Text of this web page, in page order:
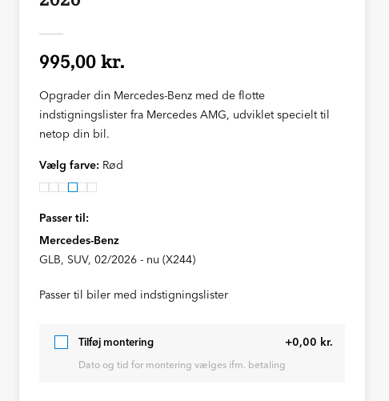
995,00 kr.
Opgrader din Mercedes-Benz med de flotte
indstigningslister fra Mercedes AMG, udviklet specielt til
netop din bil.
Vælg farve: Rød
Passer til:
Mercedes-Benz
GLB, SUV, 02/2026 - nu (X244)
Passer til biler med indstigningslister
Tilføj montering +0,00 kr.
Dato og tid for montering vælges ifm. betaling